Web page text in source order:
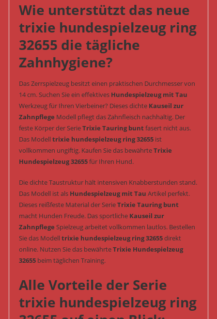
Wie unterstützt das neue
trixie hundespielzeug ring
32655 die tägliche
Zahnhygiene?
Das Zerrspielzeug besitzt einen praktischen Durchmesser von
14 cm. Suchen Sie ein effektives Hundespielzeug mit Tau
Werkzeug für Ihren Vierbeiner? Dieses dichte Kauseil zur
Zahnpflege Modell pflegt das Zahnfleisch nachhaltig. Der
feste Körper der SerieTrixie Tauring buntfasert nicht aus.
Das Modelltrixie hundespielzeug ring 32655ist
vollkommen ungiftig. Kaufen Sie das bewährteTrixie
Hundespielzeug 32655für Ihren Hund.
Die dichte Taustruktur hält intensiven Knabberstunden stand.
Das Modell ist als Hundespielzeug mit Tau Artikel perfekt.
Dieses reißfeste Material der SerieTrixie Tauring bunt
macht Hunden Freude. Das sportliche Kauseil zur
Zahnpflege Spielzeug arbeitet vollkommen lautlos. Bestellen
Sie das Modelltrixie hundespielzeug ring 32655direkt
online. Nutzen Sie das bewährteTrixie Hundespielzeug
32655beim täglichen Training.
Alle Vorteile der Serie
trixie hundespielzeug ring